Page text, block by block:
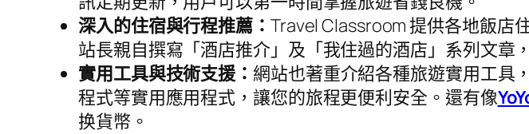
深入的住宿與行程推薦： Travel Classroom 提供各地飯店
站長親自撰寫「酒店推介」及「我住過的酒店」系列文章
實用工具與技術支援： 網站也著重介紹各種旅遊實用工具
程式等實用應用程式，讓您的旅程更便利安全。還有像
换貨幣。